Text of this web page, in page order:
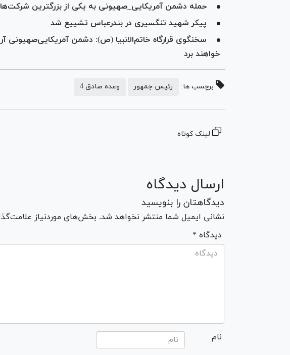
حمله دشمن آمریکایی_صهیونی به یکی از بزرگترین
پیکر شهید تنگسیری در بندرعباس تشییع شد
سخنگوی قرارگاه خاتم‌الانبیا (ص): دشمن آمریکایی‌صهیونی
خواهند برد
برچسب ها: رئیس جمهور وعده صادق 4
لینک کوتاه
ارسال دیدگاه
دیدگاهتان را بنویسید
نشانی ایمیل شما منتشر نخواهد شد. بخش‌های موردنیاز
* دیدگاه
نام